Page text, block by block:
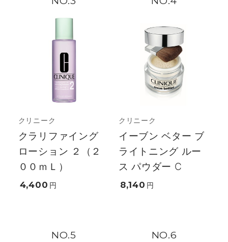
クリニーク
クラリファイング
ローション ２（２
００ｍＬ）
4,400 円
クリニーク
イーブン ベター ブ
ライトニング ルー
ス パウダー C
8,140 円
5 6